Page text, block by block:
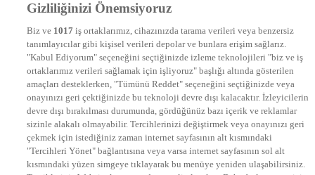
DYG Televizyonlar
STAR
EURO STAR
KRAL POP TV
DYG Radyolar
NTV RADYO
KRAL FM
KRAL POP
EKSEN
VOYAGE
DYG Dijital
ntv.com.tr
Gizliliğinizi Önemsiyoruz
Biz ve 1017 iş ortaklarımız, cihazınızda tarama verileri veya benzersiz
tanımlayıcılar gibi kişisel verileri depolar ve bunlara erişim sağlarız.
"Kabul Ediyorum" seçeneğini seçtiğinizde izleme teknolojileri "biz ve iş
ortaklarımız verileri sağlamak için işliyoruz" başlığı altında gösterilen
amaçları desteklerken, "Tümünü Reddet" seçeneğini seçtiğinizde veya
onayınızı geri çektiğinizde bu teknoloji devre dışı kalacaktır. İzleyicilerin
devre dışı bırakılması durumunda, gördüğünüz bazı içerik ve reklamlar
sizinle alakalı olmayabilir. Tercihlerinizi değiştirmek veya onayınızı geri
çekmek için istediğiniz zaman internet sayfasının alt kısmındaki
"Tercihleri Yönet" bağlantısına veya varsa internet sayfasının sol alt
kısmındaki yüzen simgeye tıklayarak bu menüye yeniden ulaşabilirsiniz.